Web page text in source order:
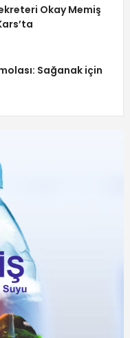
Okay Memiş
Sağanak için